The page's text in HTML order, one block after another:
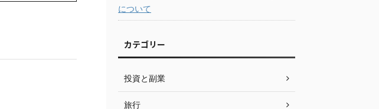
について
カテゴリー
投資と副業
旅行